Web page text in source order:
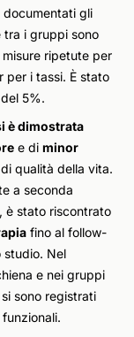
documentati gli
tra i gruppi sono
ripetute per
per i tassi. È stato
5%.
è dimostrata
e di minor
qualità della vita.
a seconda
è stato riscontrato
fino al follow-
studio. Nel
e nei gruppi
sono registrati